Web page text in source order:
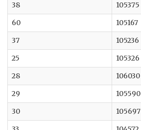
38
105375
60
105167
37
105236
25
105326
28
106030
29
105590
30
105697